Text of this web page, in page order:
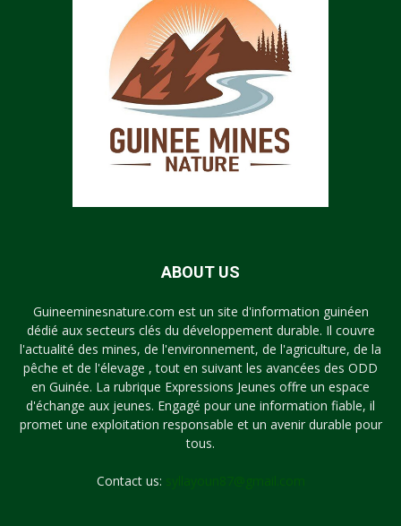
ABOUT US
Guineeminesnature.com est un site d'information guinéen
dédié aux secteurs clés du développement durable. Il couvre
l'actualité des mines, de l'environnement, de l'agriculture, de la
pêche et de l'élevage , tout en suivant les avancées des ODD
en Guinée. La rubrique Expressions Jeunes offre un espace
d'échange aux jeunes. Engagé pour une information fiable, il
promet une exploitation responsable et un avenir durable pour
tous.
Contact us: